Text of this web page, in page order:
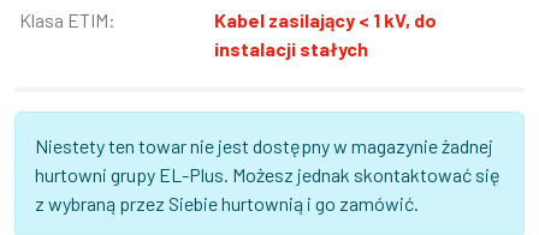
Klasa ETIM:
Kabel zasilający < 1 kV, do
instalacji stałych
Niestety ten towar nie jest dostępny w magazynie żadnej
hurtowni grupy EL-Plus. Możesz jednak skontaktować się
z wybraną przez Siebie hurtownią i go zamówić.